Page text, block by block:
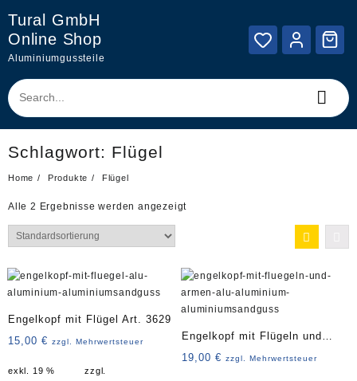
content
Tural GmbH
Online Shop
Aluminiumgussteile
Schlagwort: Flügel
Home Produkte Flügel
Alle 2 Ergebnisse werden angezeigt
Engelkopf mit Flügel Art. 3629
15,00 € zzgl. Mehrwertsteuer
exkl. 19 %
zzgl.
Engelkopf mit Flügeln und
Armen Art. 3629A
19,00€ zzgl. Mehrwertsteuer